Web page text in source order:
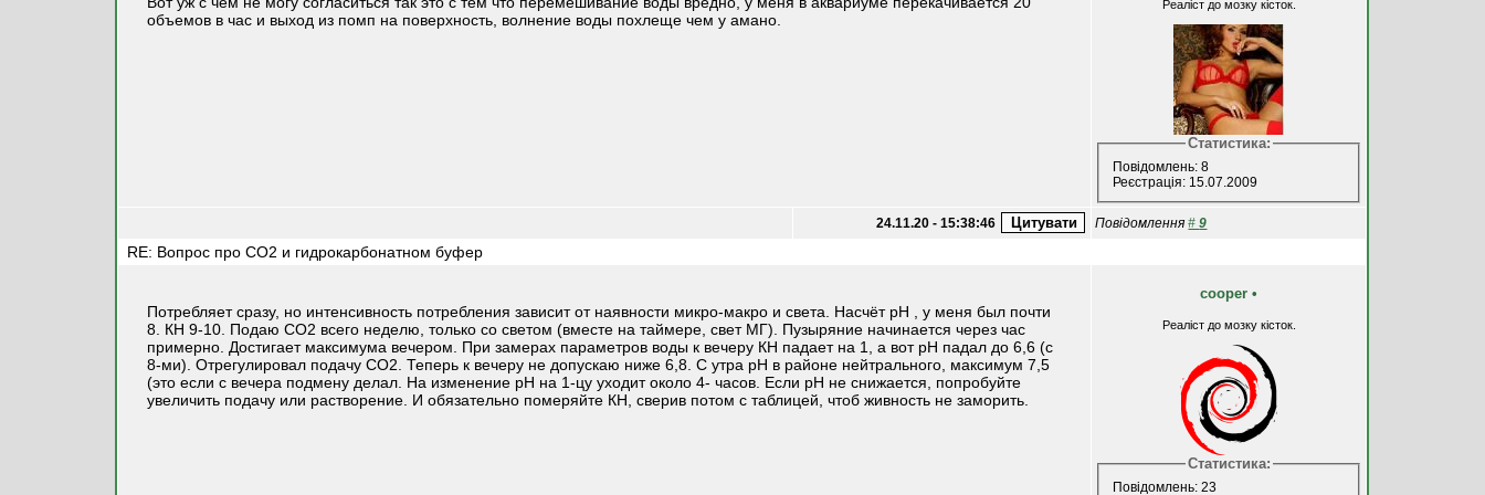
объемов в час и выход из помп на поверхность, волнение воды похлеще чем у амано.
Реаліст до мозку кісток.
Статистика:
Повідомлень: 8
Реєстрація: 15.07.2009
24.11.20 - 15:38:46 Повідомлення#9
RE: Вопрос про СО2 и гидрокарбонатном буфер
Потребляет сразу, но интенсивность потребления зависит от наявности микро-макро и света. Насчёт рН , у меня был почти
8. КН 9-10. Подаю СО2 всего неделю, только со светом (вместе на таймере, свет МГ). Пузыряние начинается через час
примерно. Достигает максимума вечером. При замерах параметров воды к вечеру КН падает на 1, а вот рН падал до 6,6 (с
8-ми). Отрегулировал подачу СО2. Теперь к вечеру не допускаю ниже 6,8. С утра рН в районе нейтрального, максимум 7,5
(это если с вечера подмену делал. На изменение рН на 1-цу уходит около 4- часов. Если рН не снижается, попробуйте
увеличить подачу или растворение. И обязательно померяйте КН, сверив потом с таблицей, чтоб живность не заморить.
cooper •
Реаліст до мозку кісток.
Статистика:
Повідомлень: 23